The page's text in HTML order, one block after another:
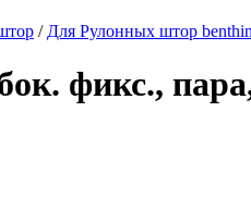
/ Для Рулонных штор benthin
фикс., пара,